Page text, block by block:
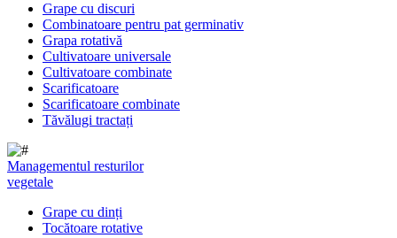
Grape cu discuri
Combinatoare pentru pat germinativ
Grapa rotativă
Cultivatoare universale
Cultivatoare combinate
Scarificatoare
Scarificatoare combinate
Tăvălugi tractați
Managementul resturilor
vegetale
Grape cu dinți
Tocătoare rotative